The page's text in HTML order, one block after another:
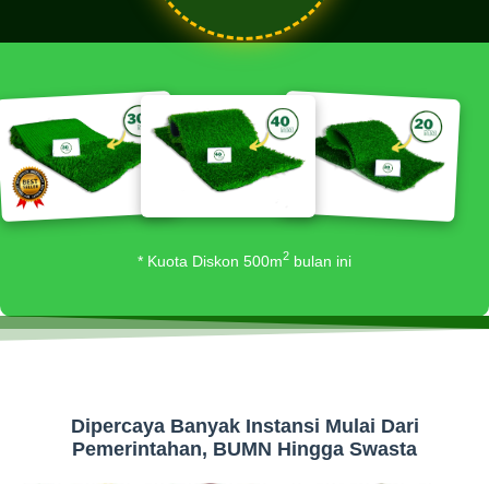
* Kuota Diskon 500m2 bulan ini
Dipercaya Banyak Instansi Mulai Dari
Pemerintahan, BUMN Hingga Swasta​